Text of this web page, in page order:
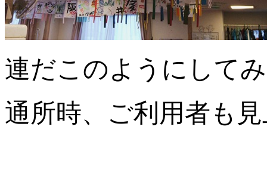
連だこのようにして
通所時、ご利用者も